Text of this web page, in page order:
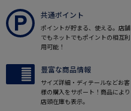
共通ポイント
ポイントが貯まる、使える。店舗
でもネットでもポイントの相互利
用可能！
豊富な商品情報
サイズ詳細・ディテールなどお客
様の購入をサポート！商品により
店頭在庫も表示。